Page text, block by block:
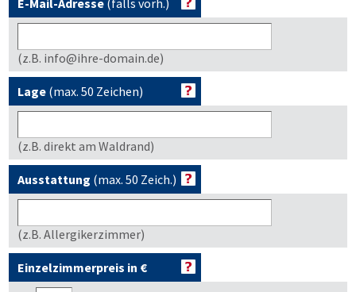
E-Mail-Adresse (falls vorh.)
(z.B. info@ihre-domain.de)
Lage (max. 50 Zeichen)
(z.B. direkt am Waldrand)
Ausstattung (max. 50 Zeich.)
(z.B. Allergikerzimmer)
Einzelzimmerpreis in €